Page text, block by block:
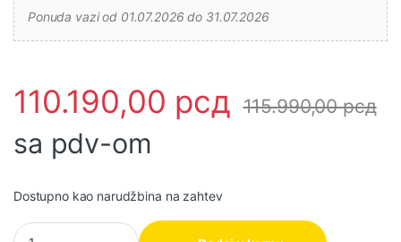
Ponuda vazi od 01.07.2026 do 31.07.2026
110.190,00 рсд 115.990,00рсд
sa pdv-om
Dostupno kao narudžbina na zahtev
Makita GA023GM201 XGT Akumulatorska ugaona brusilica,